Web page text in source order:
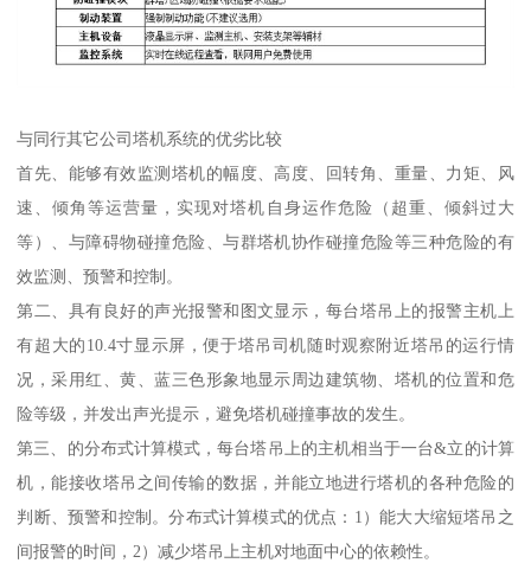
与同行其它公司塔机系统的优劣比较
首先、能够有效监测塔机的幅度、高度、回转角、重量、力矩、风
速、倾角等运营量，实现对塔机自身运作危险（超重、倾斜过大
等）、与障碍物碰撞危险、与群塔机协作碰撞危险等三种危险的有
效监测、预警和控制。
第二、具有良好的声光报警和图文显示，每台塔吊上的报警主机上
有超大的10.4寸显示屏，便于塔吊司机随时观察附近塔吊的运行情
况，采用红、黄、蓝三色形象地显示周边建筑物、塔机的位置和危
险等级，并发出声光提示，避免塔机碰撞事故的发生。
第三、的分布式计算模式，每台塔吊上的主机相当于一台&立的计算
机，能接收塔吊之间传输的数据，并能立地进行塔机的各种危险的
判断、预警和控制。分布式计算模式的优点：1）能大大缩短塔吊之
间报警的时间，2）减少塔吊上主机对地面中心的依赖性。